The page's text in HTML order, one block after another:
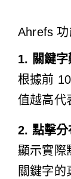
Ahrefs 功
1. 關鍵字
根據前
值越高代
2. 點擊分
顯示實際
關鍵字的